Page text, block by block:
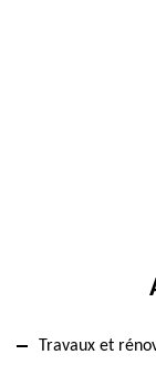
Travaux et